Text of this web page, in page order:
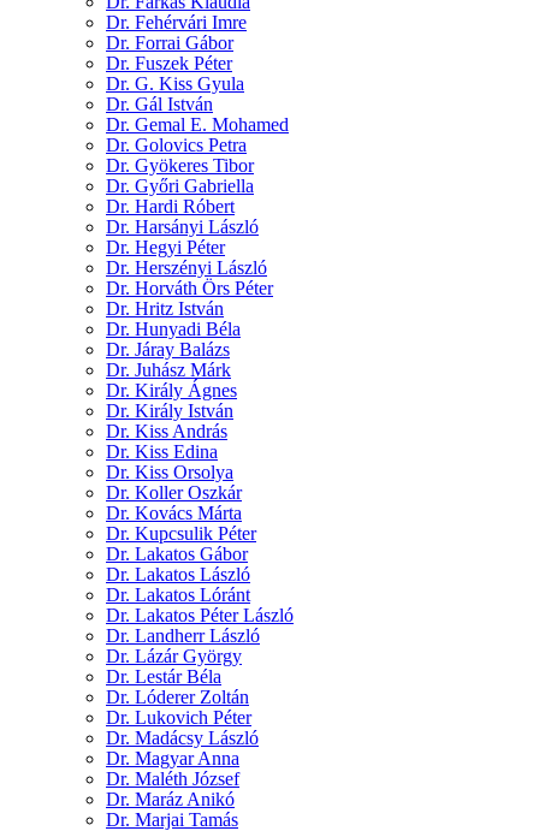
Dr. Fehérvári Imre
Dr. Forrai Gábor
Dr. Fuszek Péter
Dr. G. Kiss Gyula
Dr. Gál István
Dr. Gemal E. Mohamed
Dr. Golovics Petra
Dr. Gyökeres Tibor
Dr. Győri Gabriella
Dr. Hardi Róbert
Dr. Harsányi László
Dr. Hegyi Péter
Dr. Herszényi László
Dr. Horváth Örs Péter
Dr. Hritz István
Dr. Hunyadi Béla
Dr. Járay Balázs
Dr. Juhász Márk
Dr. Király Ágnes
Dr. Király István
Dr. Kiss András
Dr. Kiss Edina
Dr. Kiss Orsolya
Dr. Koller Oszkár
Dr. Kovács Márta
Dr. Kupcsulik Péter
Dr. Lakatos Gábor
Dr. Lakatos László
Dr. Lakatos Lóránt
Dr. Lakatos Péter László
Dr. Landherr László
Dr. Lázár György
Dr. Lestár Béla
Dr. Lóderer Zoltán
Dr. Lukovich Péter
Dr. Madácsy László
Dr. Magyar Anna
Dr. Maléth József
Dr. Maráz Anikó
Dr. Marjai Tamás